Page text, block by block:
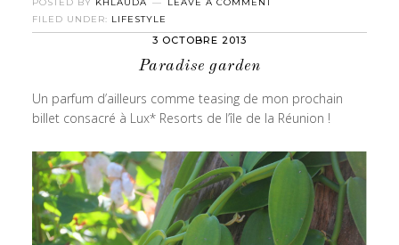
FILED UNDER: LIFESTYLE
3 OCTOBRE 2013
Paradise garden
Un parfum d’ailleurs comme teasing de mon prochain
billet consacré à Lux* Resorts de l’île de la Réunion !